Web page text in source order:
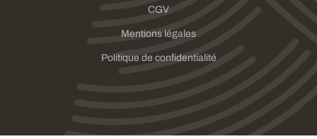
CGV
Mentions légales
Politique de confidentialité